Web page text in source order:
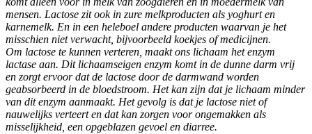
mensen. Lactose zit ook in zure melkproducten als yoghurt en
karnemelk. En in een heleboel andere producten waarvan je het
misschien niet verwacht, bijvoorbeeld koekjes of medicijnen.
Om lactose te kunnen verteren, maakt ons lichaam het enzym
lactase aan. Dit lichaamseigen enzym komt in de dunne darm vrij
en zorgt ervoor dat de lactose door de darmwand worden
geabsorbeerd in de bloedstroom. Het kan zijn dat je lichaam minder
van dit enzym aanmaakt. Het gevolg is dat je lactose niet of
nauwelijks verteert en dat kan zorgen voor ongemakken als
misselijkheid, een opgeblazen gevoel en diarree.